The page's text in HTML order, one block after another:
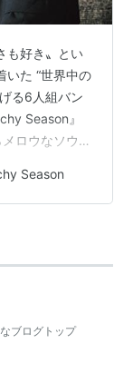
も好き〟とい
いた “世界中の
る6人組バン
Season』
ロウなソウル
う一枚に仕
、サウンド・
の作詞／作
融合するライ
Season
ブログトップ